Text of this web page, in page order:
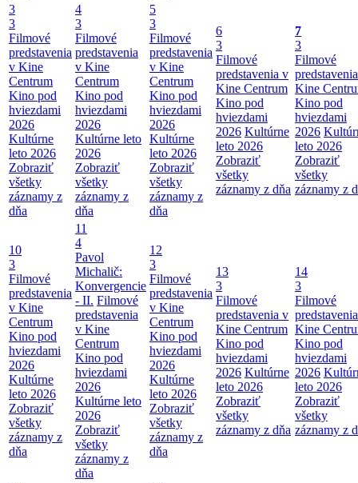
3
3
Filmové
predstavenia
v Kine
Centrum
Kino pod
hviezdami
2026
Kultúrne
leto 2026
Zobraziť
všetky
záznamy z
dňa
4
3
Filmové
predstavenia
v Kine
Centrum
Kino pod
hviezdami
2026
Kultúrne leto
2026
Zobraziť
všetky
záznamy z
dňa
5
3
Filmové
predstavenia
v Kine
Centrum
Kino pod
hviezdami
2026
Kultúrne
leto 2026
Zobraziť
všetky
záznamy z
dňa
6
3
Filmové
predstavenia v
Kine Centrum
Kino pod
hviezdami
2026 Kultúrne
leto 2026
Zobraziť
všetky
záznamy z dňa
7
3
Filmové
Kine
Kino pod
hviezdami
2026
leto 2026
Zobraziť
všetky
záznamy z
10
3
Filmové
predstavenia
v Kine
Centrum
Kino pod
hviezdami
2026
Kultúrne
leto 2026
Zobraziť
všetky
záznamy z
dňa
11
4
Pavol
Michalič:
Konvergencie
- II. Filmové
predstavenia
v Kine
Centrum
Kino pod
hviezdami
2026
Kultúrne leto
2026
Zobraziť
všetky
záznamy z
dňa
12
3
Filmové
predstavenia
v Kine
Centrum
Kino pod
hviezdami
2026
Kultúrne
leto 2026
Zobraziť
všetky
záznamy z
dňa
13
3
Filmové
predstavenia v
Kine Centrum
Kino pod
hviezdami
2026 Kultúrne
leto 2026
Zobraziť
všetky
záznamy z dňa
14
3
Filmové
Kine
Kino pod
hviezdami
2026
leto 2026
Zobraziť
všetky
záznamy z